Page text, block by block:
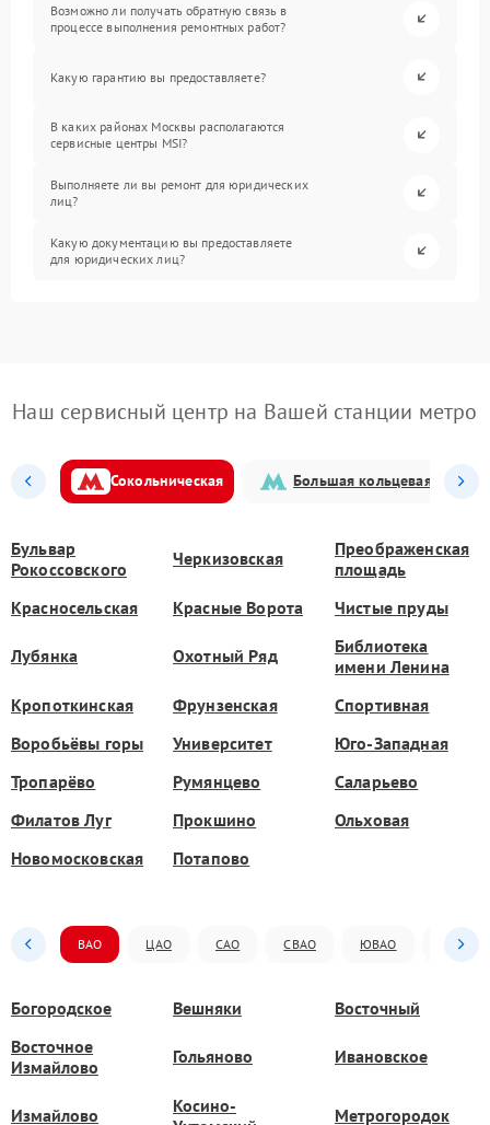
Возможно ли получать обратную связь в
процессе выполнения ремонтных работ?
Какую гарантию вы предоставляете?
В каких районах Москвы располагаются
сервисные центры MSI?
Выполняете ли вы ремонт для юридических
лиц?
Какую документацию вы предоставляете
для юридических лиц?
Наш сервисный центр на Вашей станции метро
Сокольническая Большая кольцевая
Бульвар
Рокоссовского
Черкизовская
Преображенская
площадь
Красносельская
Красные Ворота Чистые пруды
Лубянка Охотный Ряд
Библиотека
имени Ленина
Кропоткинская
Фрунзенская
Спортивная
Воробьёвы горы
Университет
Юго-Западная
Тропарёво
Румянцево
Саларьево
Филатов Луг
Прокшино
Ольховая
Новомосковская
Потапово
ВАО ЦАО САО СВАО ЮВАО ЮАО
Богородское Вешняки
Восточный
Восточное
Измайлово
Гольяново Ивановское
Измайлово
Косино-
Метрогородок